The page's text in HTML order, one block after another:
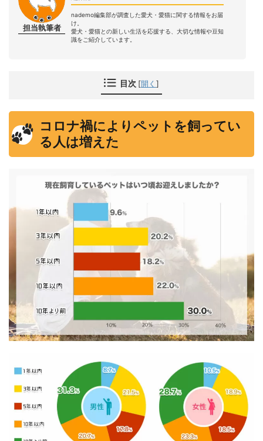
担当執筆者
nademo編集部が調査した愛犬・愛猫に関する情報をお届
け。
愛犬・愛猫との新しい生活を応援する、大切な情報や豆知
識をご紹介しています。
目次 [開く ]
コロナ禍によりペットを飼ってい
る人は増えた